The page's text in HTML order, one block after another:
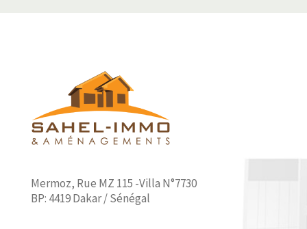
Mermoz, Rue MZ 115 -Villa N°7730
BP: 4419 Dakar / Sénégal